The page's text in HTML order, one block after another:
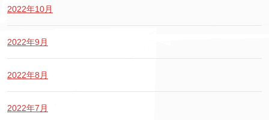
2022年10月
2022年9月
2022年8月
2022年7月